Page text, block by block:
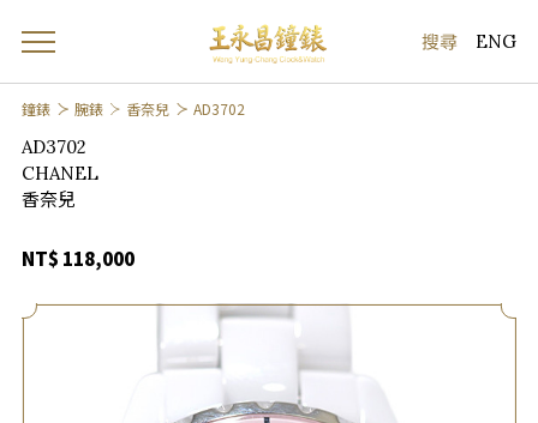
ENG
鐘錶 腕錶 香奈兒 AD3702
AD3702
CHANEL
香奈兒
NT$ 118,000